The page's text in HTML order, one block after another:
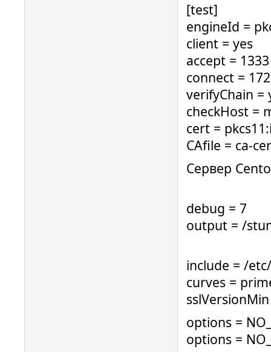
[test]
engineId =
client = yes
accept = 1333
connect =
verifyChain =
checkHost =
cert =
CAfile = ca-
Сервер
debug = 7
output = /
include = /
curves =
options =
options =